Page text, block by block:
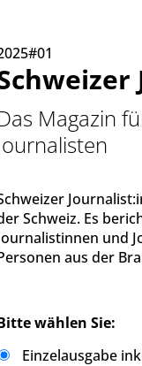
Magazin
Schweiz. Es
und
aus der
wählen Sie:
Einzelausgabe